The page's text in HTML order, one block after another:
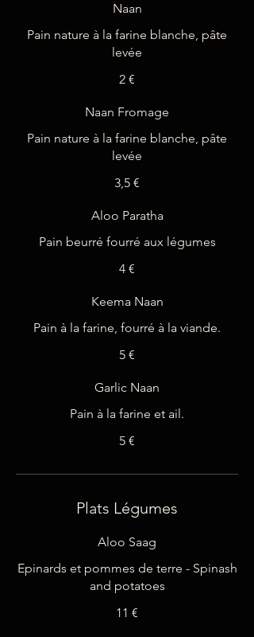
Naan
Pain nature à la farine blanche, pâte
levée
2 €
Naan Fromage
Pain nature à la farine blanche, pâte
levée
3,5 €
Aloo Paratha
Pain beurré fourré aux légumes
4 €
Keema Naan
Pain à la farine, fourré à la viande.
5 €
Garlic Naan
5 €
Plats Légumes
Aloo Saag
Epinards et pommes de terre - Spinash
11 €